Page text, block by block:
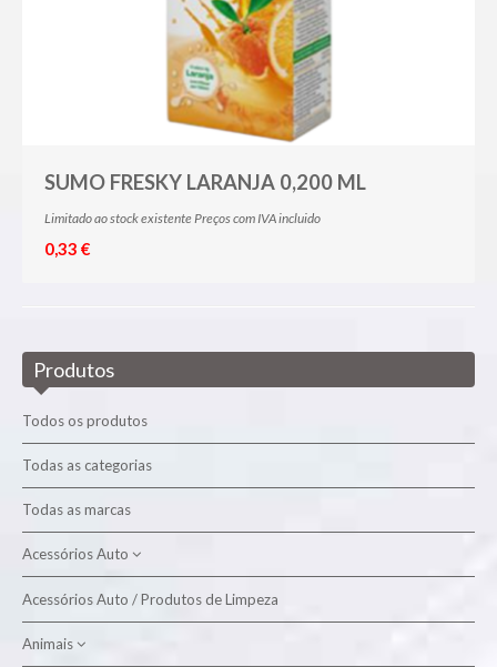
SUMO FRESKY LARANJA 0,200 ML
Limitado ao stock existente Preços com IVA incluido
0,33 €
Produtos
Todos os produtos
Todas as categorias
Todas as marcas
Acessórios Auto
Produtos de Limpeza
Acessórios Auto / Produtos de Limpeza
Animais